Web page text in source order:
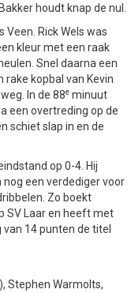
houdt knap de nul.
Rick Wels was
kleur met een raak
Snel daarna een
rake kopbal van Kevin
In de 88e minuut
een overtreding op de
schiet slap in en de
op 0-4. Hij
een verdediger voor
Zo boekt
SV Laar en heeft met
14 punten de titel
Stephen Warmolts,